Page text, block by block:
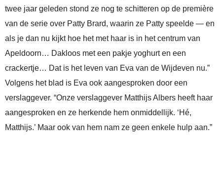
twee jaar geleden stond ze nog te schitteren op de première
van de serie over Patty Brard, waarin ze Patty speelde — en
als je dan nu kijkt hoe het met haar is in het centrum van
Apeldoorn… Dakloos met een pakje yoghurt en een
crackertje… Dat is het leven van Eva van de Wijdeven nu.”
Volgens het blad is Eva ook aangesproken door een
verslaggever. “Onze verslaggever Matthijs Albers heeft haar
aangesproken en ze herkende hem onmiddellijk. ‘Hé,
Matthijs.’ Maar ook van hem nam ze geen enkele hulp aan.”